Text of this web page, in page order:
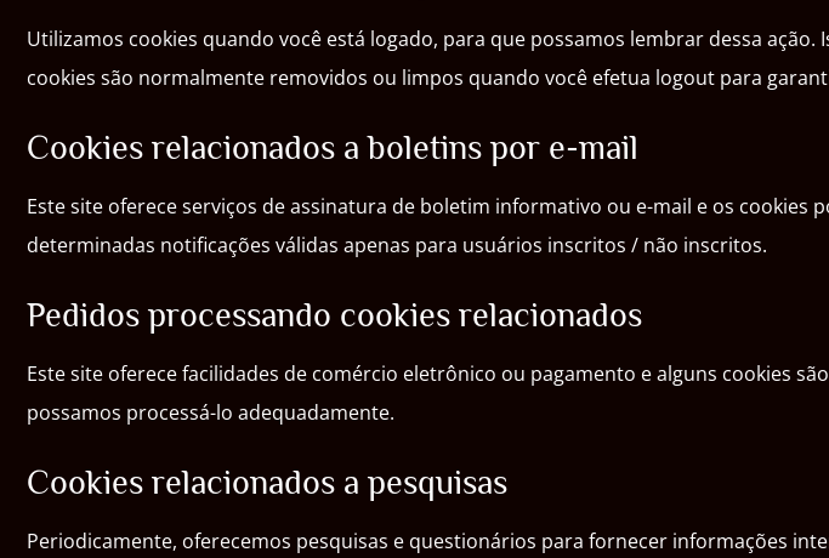
Utilizamos cookies quando você está logado, para que possamos lembrar dessa
cookies são normalmente removidos ou limpos quando você efetua logout para
Cookies relacionados a boletins por e-mail
Este site oferece serviços de assinatura de boletim informativo ou e-mail e os
determinadas notificações válidas apenas para usuários inscritos / não inscritos.
Pedidos processando cookies relacionados
Este site oferece facilidades de comércio eletrônico ou pagamento e alguns cookies
possamos processá-lo adequadamente.
Cookies relacionados a pesquisas
Periodicamente, oferecemos pesquisas e questionários para fornecer informações